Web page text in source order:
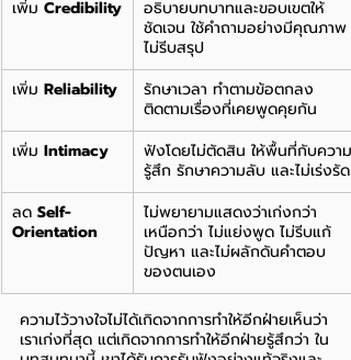
เพิ่ม Credibility
อธิบายบทบาทและขอบเขตให้
ชัดเจน ใช้คำถามอย่างมีคุณภาพ
ไม่รีบสรุป
เพิ่ม Reliability
รักษาเวลา ทำตามข้อตกลง
ติดตามเรื่องที่เคยพูดคุยกัน
เพิ่ม Intimacy
ฟังโดยไม่ตัดสิน ให้พื้นที่กับความ
รู้สึก รักษาความลับ และไม่เร่งรัด
ลด Self-
Orientation
ไม่พยายามแสดงว่าเก่งกว่า
เหนือกว่า ไม่แย่งพูด ไม่รีบแก้
ปัญหา และไม่ผลักดันคำตอบ
ของตนเอง
ความไว้วางใจไม่ได้เกิดจากการทำให้อีกฝ่ายเห็นว่า
เราเก่งที่สุด แต่เกิดจากการทำให้อีกฝ่ายรู้สึกว่า ใน